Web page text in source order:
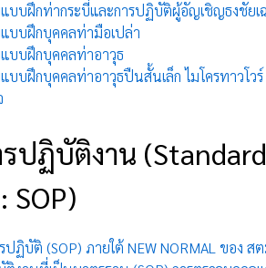
แบบฝึกท่ากระบี่และการปฏิบัติผู้อัญเชิญธงชัย
บบฝึกบุคคลท่ามือเปล่า
บบฝึกบุคคลท่าอาวุธ
บบฝึกบุคคลท่าอาวุธปืนสั้นเล็ก ไมโครทาวโวร์
ปฏิบัติงาน
SOP)
ฏิบัติ (SOP) ภายใต้ NEW NORMAL ของ ส